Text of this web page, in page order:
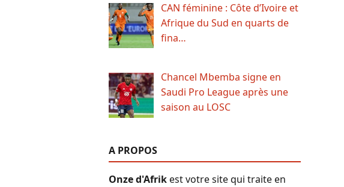
CAN féminine : Côte d’Ivoire et
Afrique du Sud en quarts de
fina…
Chancel Mbemba signe en
Saudi Pro League après une
saison au LOSC
A PROPOS
Onze d'Afrikest votre site qui traite en